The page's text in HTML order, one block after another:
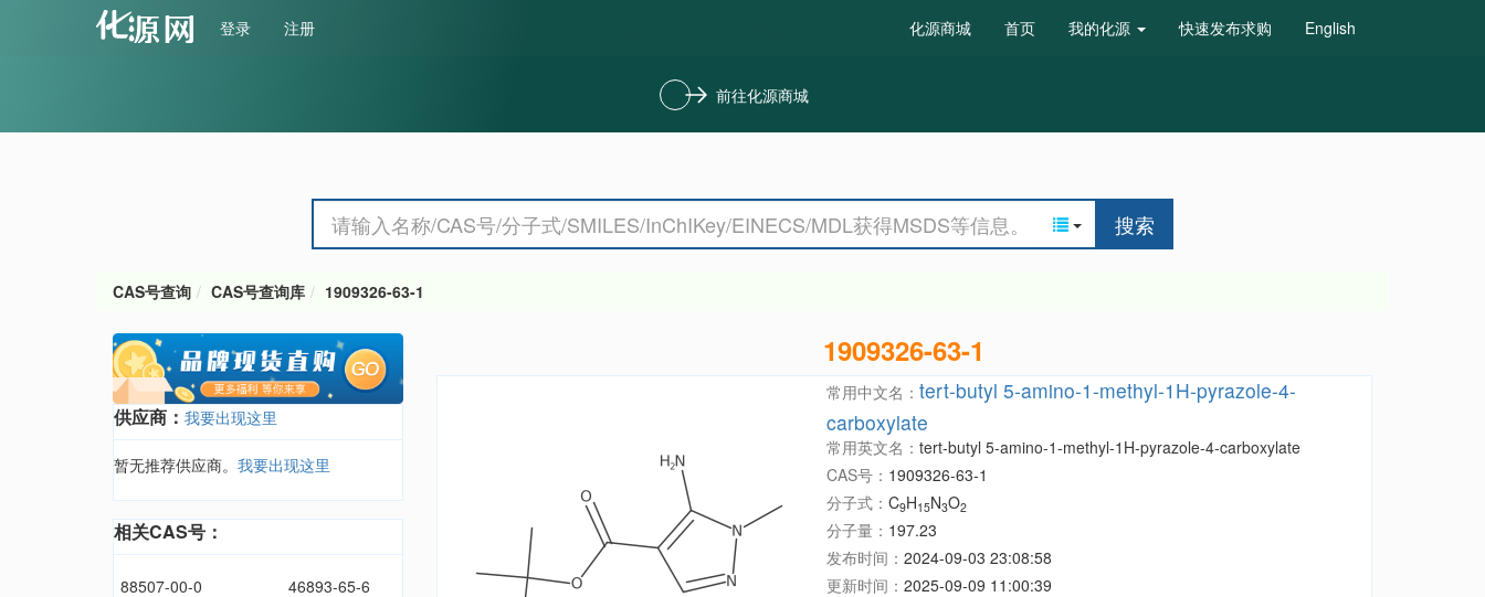
登录 注册 化源商城 首页 我的化源 快速发布求购 English
前往化源商城
搜索
CAS号查询 CAS号查询库 1909326-63-1
供应商： 我要出现这里
暂无推荐供应商。 我要出现这里
相关CAS号：
88507-00-0
46893-65-6
1909326-63-1
常用中文名： tert-butyl 5-amino-1-methyl-1H-pyrazole-4-
carboxylate
常用英文名： tert-butyl 5-amino-1-methyl-1H-pyrazole-4-carboxylate
CAS号： 1909326-63-1
分子式： C9H15N3O2
分子量： 197.23
发布时间： 2024-09-03 23:08:58
更新时间： 2025-09-09 11:00:39